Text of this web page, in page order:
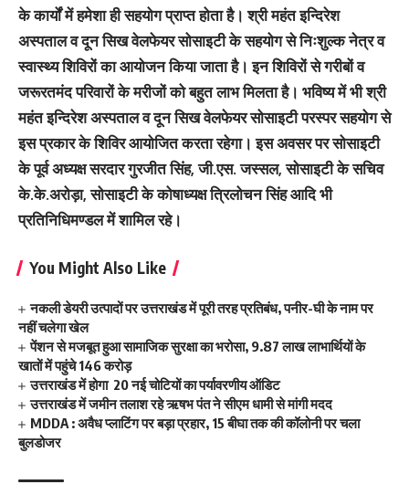
के कार्यों में हमेशा ही सहयोग प्राप्त होता है। श्री महंत इन्दिरेश
अस्पताल व दून सिख वेलफेयर सोसाइटी के सहयोग से निःशुल्क नेत्र व
स्वास्थ्य शिविरों का आयोजन किया जाता है। इन शिविरों से गरीबों व
जरूरतमंद परिवारों के मरीजों को बहुत लाभ मिलता है। भविष्य में भी श्री
महंत इन्दिरेश अस्पताल व दून सिख वेलफेयर सोसाइटी परस्पर सहयोग से
इस प्रकार के शिविर आयोजित करता रहेगा। इस अवसर पर सोसाइटी
के पूर्व अध्यक्ष सरदार गुरजीत सिंह, जी.एस. जस्सल, सोसाइटी के सचिव
के.के.अरोड़ा, सोसाइटी के कोषाध्यक्ष त्रिलोचन सिंह आदि भी
प्रतिनिधिमण्डल में शामिल रहे।
You Might Also Like
नकली डेयरी उत्पादों पर उत्तराखंड में पूरी तरह प्रतिबंध, पनीर-घी के नाम पर
नहीं चलेगा खेल
पेंशन से मजबूत हुआ सामाजिक सुरक्षा का भरोसा, 9.87 लाख लाभार्थियों के
खातों में पहुंचे 146 करोड़
उत्तराखंड में होगा 20 नई चोटियों का पर्यावरणीय ऑडिट
उत्तराखंड में जमीन तलाश रहे ऋषभ पंत ने सीएम धामी से मांगी मदद
MDDA : अवैध प्लाटिंग पर बड़ा प्रहार, 15 बीघा तक की कॉलोनी पर चला
बुलडोजर